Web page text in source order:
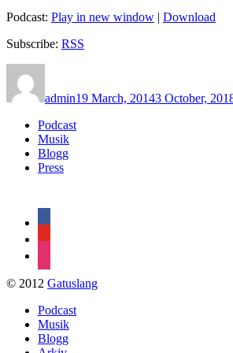
Podcast: Play in new window | Download
Subscribe: RSS
admin19 March, 20143 October,
Podcast
Musik
Blogg
Press
© 2012 Gatuslang
Podcast
Musik
Blogg